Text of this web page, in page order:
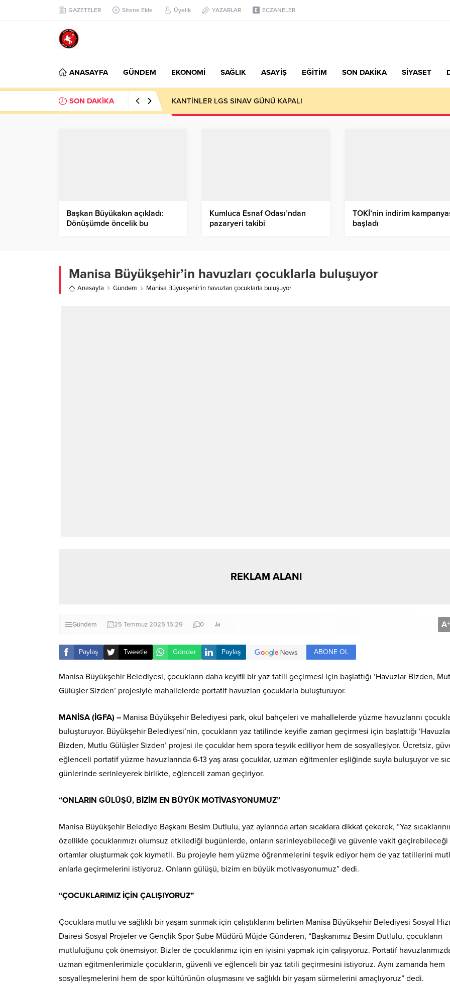
GAZETELER Sitene Ekle Üyelik YAZARLAR ECZANELER
ANASAYFA GÜNDEM EKONOMİ SAĞLIK ASAYİŞ EĞİTİM SON DAKİKA SİYASET
SON DAKİKA KANTİNLER LGS SINAV GÜNÜ KAPALI
Başkan Büyükakın açıkladı:
Dönüşümde öncelik bu
Kumluca Esnaf Odası’ndan
pazaryeri takibi
TOKİ’nin indirim
başladı
Manisa Büyükşehir’in havuzları çocuklarla buluşuyor
Anasayfa Gündem Manisa Büyükşehir’in havuzları çocuklarla buluşuyor
REKLAM ALANI
Gündem 25 Temmuz 2025 15:29 0 A+
Paylaş Tweetle Gönder Paylaş ABONE OL
Manisa Büyükşehir Belediyesi, çocukların daha keyifli bir yaz tatili geçirmesi için başlattığı ‘Havuzlar Bizden,
Gülüşler Sizden’ projesiyle mahallelerde portatif havuzları çocuklarla buluşturuyor.
MANİSA (İGFA) – Manisa Büyükşehir Belediyesi park, okul bahçeleri ve mahallelerde yüzme havuzlarını
buluşturuyor. Büyükşehir Belediyesi’nin, çocukların yaz tatilinde keyifle zaman geçirmesi için başlattığı
Bizden, Mutlu Gülüşler Sizden’ projesi ile çocuklar hem spora teşvik ediliyor hem de sosyalleşiyor. Ücretsiz,
eğlenceli portatif yüzme havuzlarında 6-13 yaş arası çocuklar, uzman eğitmenler eşliğinde suyla buluşuyor ve
günlerinde serinleyerek birlikte, eğlenceli zaman geçiriyor.
“ONLARIN GÜLÜŞÜ, BİZİM EN BÜYÜK MOTİVASYONUMUZ”
Manisa Büyükşehir Belediye Başkanı Besim Dutlulu, yaz aylarında artan sıcaklara dikkat çekerek, “Yaz
özellikle çocuklarımızı olumsuz etkilediği bugünlerde, onların serinleyebileceği ve güvenle vakit geçirebileceği
ortamlar oluşturmak çok kıymetli. Bu projeyle hem yüzme öğrenmelerini teşvik ediyor hem de yaz tatillerini
anlarla geçirmelerini istiyoruz. Onların gülüşü, bizim en büyük motivasyonumuz” dedi.
“ÇOCUKLARIMIZ İÇİN ÇALIŞIYORUZ”
Çocuklara mutlu ve sağlıklı bir yaşam sunmak için çalıştıklarını belirten Manisa Büyükşehir Belediyesi Sosyal
Dairesi Sosyal Projeler ve Gençlik Spor Şube Müdürü Müjde Günderen, “Başkanımız Besim Dutlulu, çocukların
mutluluğunu çok önemsiyor. Bizler de çocuklarımız için en iyisini yapmak için çalışıyoruz. Portatif
uzman eğitmenlerimizle çocukların, güvenli ve eğlenceli bir yaz tatili geçirmesini istiyoruz. Aynı zamanda hem
sosyalleşmelerini hem de spor kültürünün oluşmasını ve sağlıklı bir yaşam sürmelerini amaçlıyoruz” dedi.